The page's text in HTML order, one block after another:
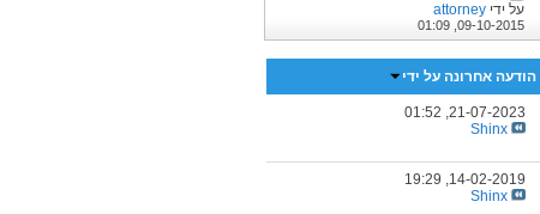
על ידי attorney
09-10-2015,
01:09
הודעה אחרונה על ידי
21-07-2023,
01:52
Shinx
14-02-2019,
19:29
Shinx